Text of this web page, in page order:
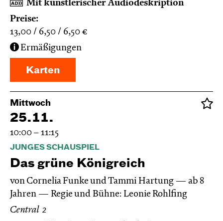
Mit künstlerischer Audiodeskription
Preise:
13,00
6,50 6,50 €
Ermäßigungen
Karten
Mittwoch
25.11.
10:00 – 11:15
JUNGES SCHAUSPIEL
Das grüne König­reich
von Cornelia Funke und Tammi Hartung
ab 8
Jahren
Regie und Bühne: Leonie Rohlfing
Central 2